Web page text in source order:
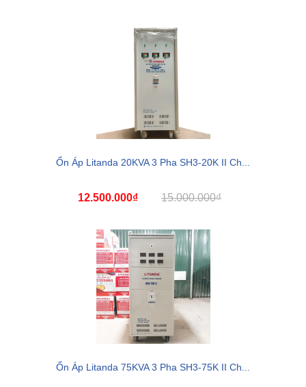
Ổn Áp Litanda 20KVA 3 Pha SH3-20K II Ch...
12.500.000₫ 15.000.000₫
Ổn Áp Litanda 75KVA 3 Pha SH3-75K II Ch...